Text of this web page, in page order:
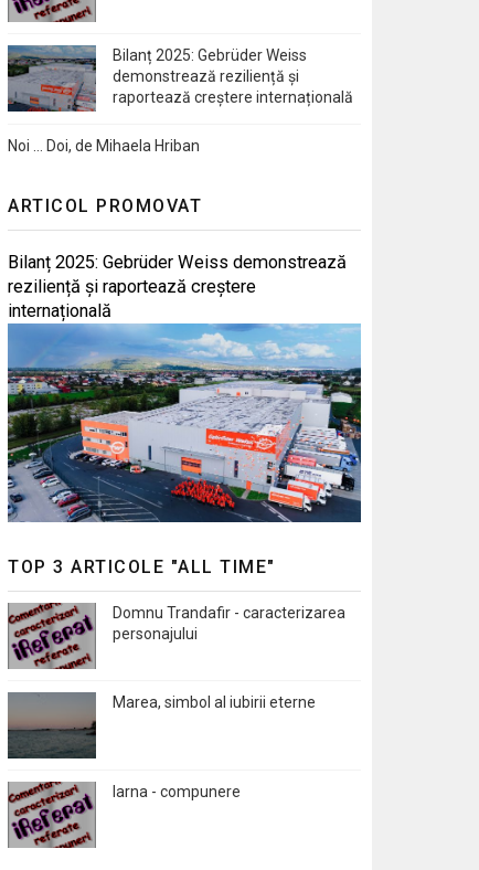
Bilanț 2025: Gebrüder Weiss
demonstrează reziliență și
raportează creștere internațională
Noi … Doi, de Mihaela Hriban
ARTICOL PROMOVAT
Bilanț 2025: Gebrüder Weiss demonstrează
reziliență și raportează creștere
internațională
TOP 3 ARTICOLE "ALL TIME"
Domnu Trandafir - caracterizarea
personajului
Marea, simbol al iubirii eterne
Iarna - compunere